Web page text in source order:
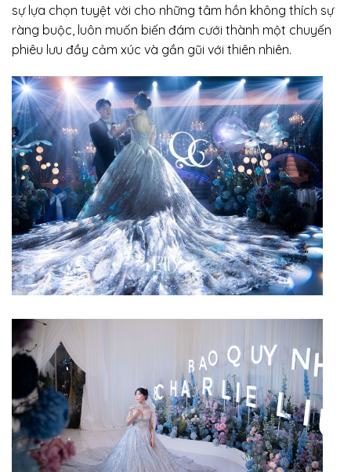
sự lựa chọn tuyệt vời cho những tâm hồn không thích sự
ràng buộc, luôn muốn biến đám cưới thành một chuyến
phiêu lưu đầy cảm xúc và gần gũi với thiên nhiên.